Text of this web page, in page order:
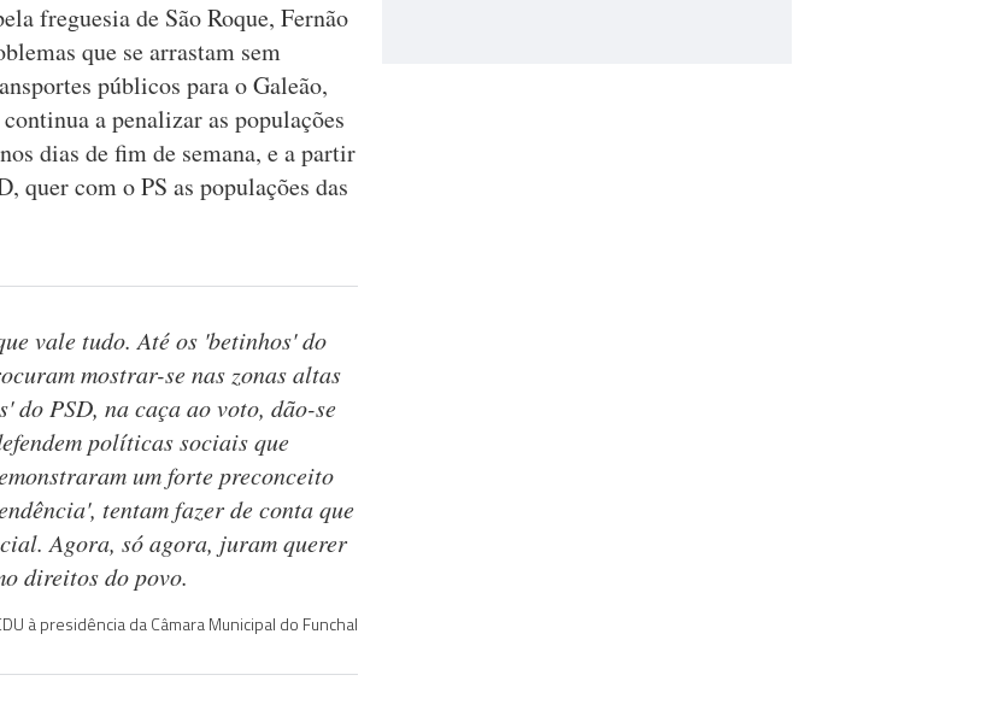
freguesia de São Roque, Fernão
que se arrastam sem
públicos para o Galeão,
a penalizar as populações
dias de fim de semana, e a partir
quer com o PS as populações das
vale tudo. Até os 'betinhos' do
mostrar-se nas zonas altas
do PSD, na caça ao voto, dão-se
políticas sociais que
um forte preconceito
tentam fazer de conta que
Agora, só agora, juram querer
direitos do povo.
à presidência da Câmara Municipal do Funchal